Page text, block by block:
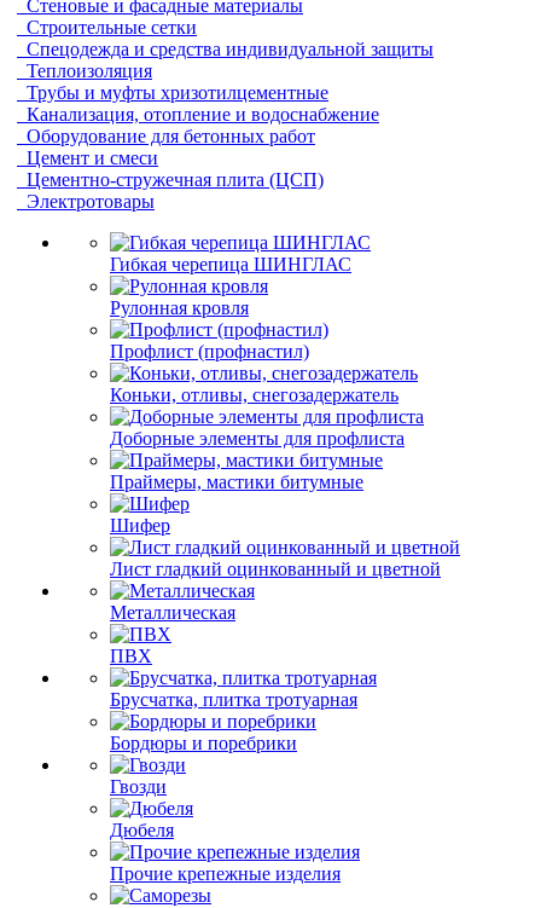
Стеновые и фасадные материалы
Строительные сетки
Спецодежда и средства индивидуальной защиты
Теплоизоляция
Трубы и муфты хризотилцементные
Канализация, отопление и водоснабжение
Оборудование для бетонных работ
Цемент и смеси
Цементно-стружечная плита (ЦСП)
Электротовары
Гибкая черепица ШИНГЛАС
Рулонная кровля
Профлист (профнастил)
Коньки, отливы, снегозадержатель
Доборные элементы для профлиста
Праймеры, мастики битумные
Шифер
Лист гладкий оцинкованный и цветной
Металлическая
ПВХ
Брусчатка, плитка тротуарная
Бордюры и поребрики
Гвозди
Дюбеля
Прочие крепежные изделия